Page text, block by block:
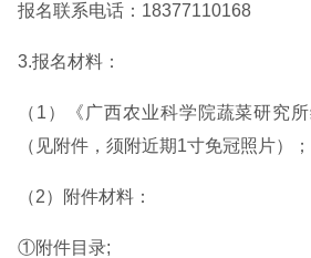
报名联系电话：18377110168
3.报名材料：
（1）《广西农业科学院蔬菜研究
（见附件，须附近期1寸免冠照片）；
（2）附件材料：
①附件目录;